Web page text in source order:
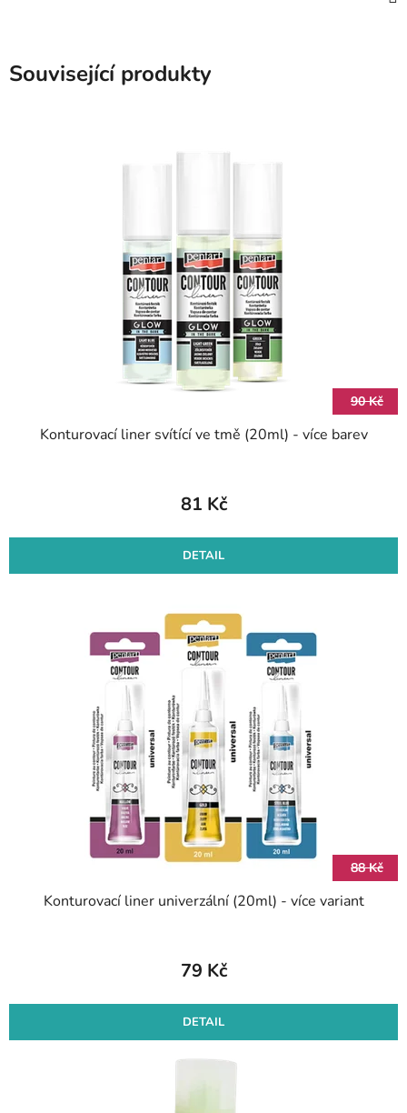
Související produkty
90 Kč
Konturovací liner svítící ve tmě (20ml) - více barev
81 Kč
DETAIL
88 Kč
Konturovací liner univerzální (20ml) - více variant
79 Kč
DETAIL